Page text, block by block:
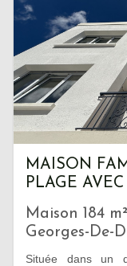
MAISON
PLAGE
Maison 184
Georges-De-
Située dans un